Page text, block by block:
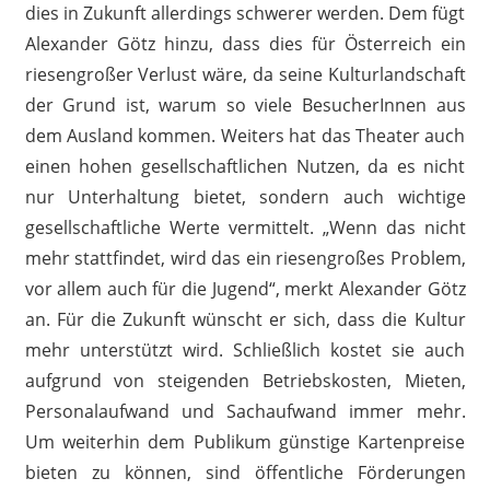
dies in Zukunft allerdings schwerer werden. Dem fügt
Alexander Götz hinzu, dass dies für Österreich ein
riesengroßer Verlust wäre, da seine Kulturlandschaft
der Grund ist, warum so viele BesucherInnen aus
dem Ausland kommen. Weiters hat das Theater auch
einen hohen gesellschaftlichen Nutzen, da es nicht
nur Unterhaltung bietet, sondern auch wichtige
gesellschaftliche Werte vermittelt. „Wenn das nicht
mehr stattfindet, wird das ein riesengroßes Problem,
vor allem auch für die Jugend“, merkt Alexander Götz
an. Für die Zukunft wünscht er sich, dass die Kultur
mehr unterstützt wird. Schließlich kostet sie auch
aufgrund von steigenden Betriebskosten, Mieten,
Personalaufwand und Sachaufwand immer mehr.
Um weiterhin dem Publikum günstige Kartenpreise
bieten zu können, sind öffentliche Förderungen